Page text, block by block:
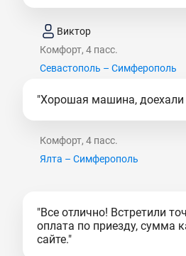
Виктор
Комфорт, 4 пасс.
Севастополь – Симферополь
"Хорошая машина,
Комфорт, 4 пасс.
Ялта – Симферополь
"Все отлично! Встретили
оплата по приезду, сумма
сайте."